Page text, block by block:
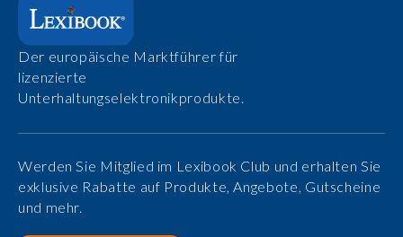
Der europäische Marktführer für
lizenzierte
Unterhaltungselektronikprodukte.
Werden Sie Mitglied im Lexibook Club und erhalten Sie
exklusive Rabatte auf Produkte, Angebote, Gutscheine
und mehr.